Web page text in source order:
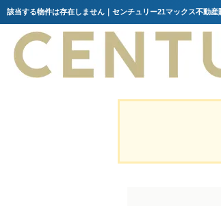
該当する物件は存在しません｜センチュリー21マックス不動産